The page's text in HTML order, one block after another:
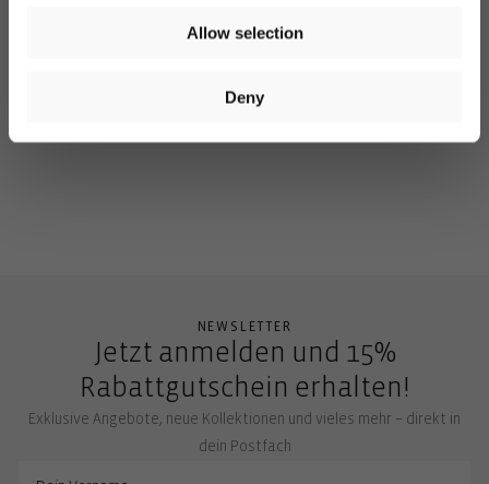
Allow selection
Deny
NEWSLETTER
Jetzt anmelden und 15%
Rabattgutschein erhalten!
Exklusive Angebote, neue Kollektionen und vieles mehr – direkt in
dein Postfach
You can unsubscribe at any time. More information is